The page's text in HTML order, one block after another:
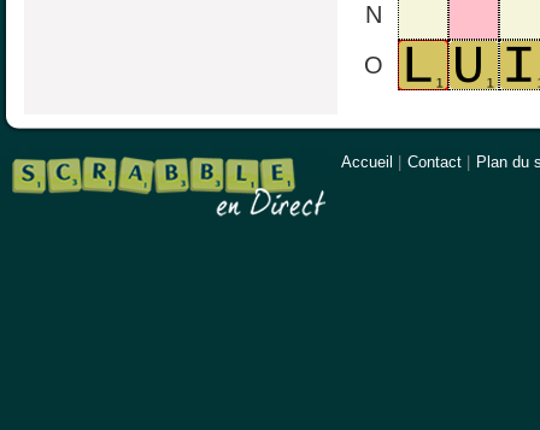
N
O
Accueil Contact Plan du